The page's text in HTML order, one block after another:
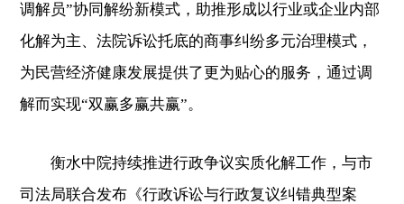
调解员”协同解纷新模式，助推形成以行业或企业内部
化解为主、法院诉讼托底的商事纠纷多元治理模式，
为民营经济健康发展提供了更为贴心的服务，通过调
解而实现“双赢多赢共赢”。
衡水中院持续推进行政争议实质化解工作，与市
司法局联合发布《行政诉讼与行政复议纠错典型案